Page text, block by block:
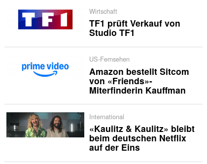
Wirtschaft
TF1 prüft Verkauf von
Studio TF1
US-Fernsehen
Amazon bestellt Sitcom
von «Friends»-
Miterfinderin Kauffman
International
«Kaulitz & Kaulitz» bleibt
beim deutschen Netflix
auf der Eins